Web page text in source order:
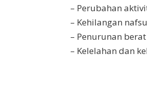
– Perubahan
– Kehilangan
– Penurunan
– Kelelahan dan